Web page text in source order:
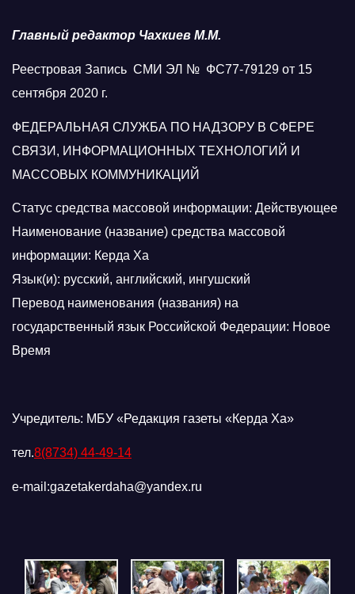
Главный редактор Чахкиев М.М.
Реестровая Запись СМИ ЭЛ № ФС77-79129 от 15
сентября 2020 г.
ФЕДЕРАЛЬНАЯ СЛУЖБА ПО НАДЗОРУ В СФЕРЕ
СВЯЗИ, ИНФОРМАЦИОННЫХ ТЕХНОЛОГИЙ И
МАССОВЫХ КОММУНИКАЦИЙ
Статус средства массовой информации: Действующее
Наименование (название) средства массовой
информации: Керда Ха
Язык(и): русский, английский, ингушский
Перевод наименования (названия) на
государственный язык Российской Федерации: Новое
Время
Учредитель: МБУ «Редакция газеты «Керда Ха»
тел.8(8734) 44-49-14
e-mail:gazetakerdaha@yandex.ru